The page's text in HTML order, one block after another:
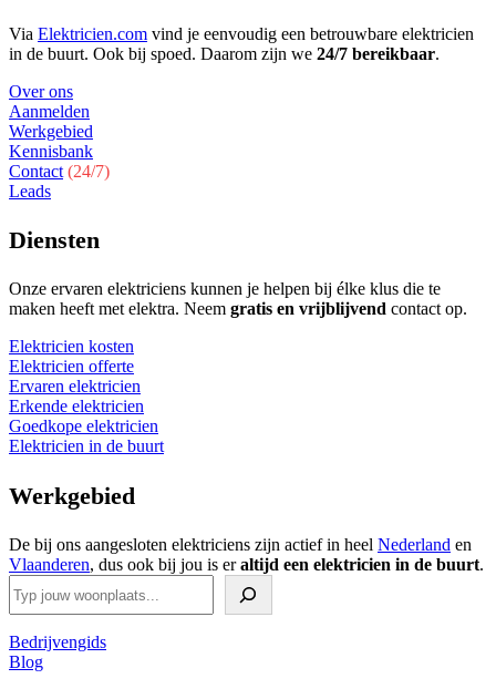
Via Elektricien.com vind je eenvoudig een betrouwbare elektricien
in de buurt. Ook bij spoed. Daarom zijn we 24/7 bereikbaar.
Over ons
Aanmelden
Werkgebied
Kennisbank
Contact (24/7)
Leads
Diensten
Onze ervaren elektriciens kunnen je helpen bij élke klus die te
maken heeft met elektra. Neem gratis en vrijblijvend contact op.
Elektricien kosten
Elektricien offerte
Ervaren elektricien
Erkende elektricien
Goedkope elektricien
Elektricien in de buurt
Werkgebied
De bij ons aangesloten elektriciens zijn actief in heel Nederland en
Vlaanderen, dus ook bij jou is eraltijd een elektricien in de buurt.
Bedrijvengids
Blog